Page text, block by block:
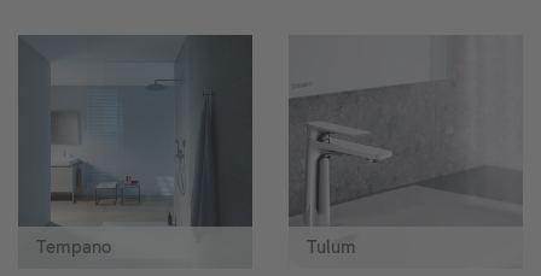
Tempano Tulum